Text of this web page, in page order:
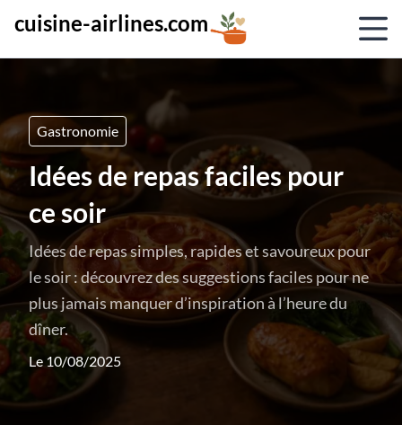
cuisine-airlines.com
Gastronomie
Idées de repas faciles pour
ce soir
Idées de repas simples, rapides et savoureux pour
le soir : découvrez des suggestions faciles pour ne
plus jamais manquer d’inspiration à l’heure du
dîner.
Le 10/08/2025